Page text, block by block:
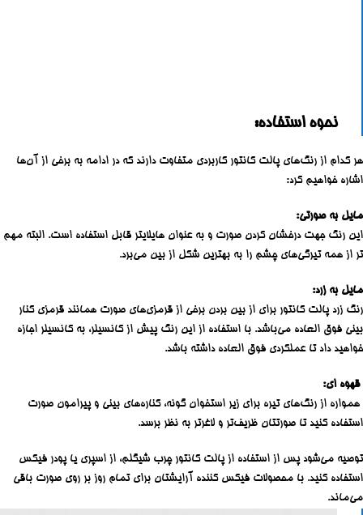
نحوه استفاده:
هر کدام از رنگ‌های پالت کانتور کاربردی متفاوت دارند که در ادامه به برخی از آن‌ها
اشاره خواهیم کرد:
مایل به صورتی:
این رنگ جهت درخشان کردن صورت و به عنوان هایلایتر قابل استفاده است. البته مهم
تر از همه تیرگی‌های چشم را به بهترین شکل از بین می‌برد.
مایل به زرد:
رنگ زرد پالت کانتور برای از بین بردن برخی از قرمزی‌های صورت همانند قرمزی کنار
بینی فوق العاده می‌باشد. با استفاده از این رنگ پیش از کانسیلر، به کانسیلر اجازه
خواهید داد تا عملکردی فوق العاده داشته باشد.
قهوه ای:
همواره از رنگ‌های تیره برای زیر استخوان گونه، کناره‌های بینی و پیرامون صورت
استفاده کنید تا صورتتان ظریف‌تر و لاغرتر به نظر برسد.
توصیه می‌شود پس از استفاده از پالت کانتور چرب شیگلم، از اسپری یا پودر فیکس
استفاده کنید. با محصولات فیکس کننده آرایشتان برای تمام روز بر روی صورت باقی
می‌ماند.